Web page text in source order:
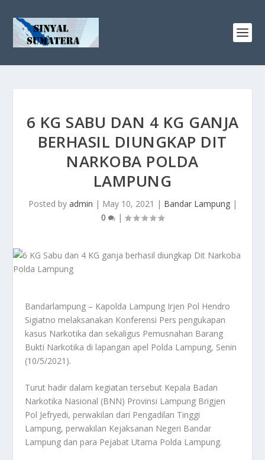
6 KG SABU DAN 4 KG GANJA
BERHASIL DIUNGKAP DIT
NARKOBA POLDA
LAMPUNG
Posted by admin | May 10, 2021 | Bandar Lampung|
0
|
Bandarlampung – Kapolda Lampung Irjen Pol Hendro
Sigiatno melaksanakan Konferensi Pers pengukapan
kasus Narkotika dan sekaligus Pemusnahan Barang
Bukti Narkotika di lapangan apel Polda Lampung, Senin
(10/5/2021).
Turut hadir dalam kegiatan tersebut Kepala Badan
Narkotika Nasional (BNN) Provinsi Lampung Brigjen
Pol Jefryedi, perwakilan dari Pengadilan Tinggi
Lampung, perwakilan Kejaksanan Negeri Bandar
Lampung dan para Pejabat Utama Polda Lampung.